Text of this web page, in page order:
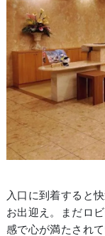
入口に到着すると
お出迎え。まだロ
感で心が満たされ